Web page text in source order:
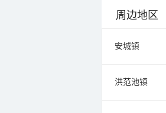
周边地区
安城镇
洪范池镇